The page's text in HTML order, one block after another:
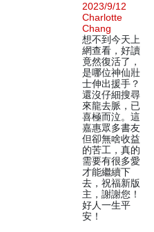
2023/9/12
Charlotte
Chang
想不到今天上
網查看，好讀
竟然復活了，
是哪位神仙壯
士伸出援手？
還沒仔細搜尋
來龍去脈，已
喜極而泣。這
嘉惠眾多書友
但卻無啥收益
的苦工，真的
需要有很多愛
才能繼續下
去，祝福新版
主，謝謝您！
好人一生平
安！